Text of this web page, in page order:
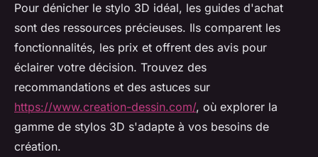
Pour dénicher le stylo 3D idéal, les guides d'achat
sont des ressources précieuses. Ils comparent les
fonctionnalités, les prix et offrent des avis pour
éclairer votre décision. Trouvez des
recommandations et des astuces sur
https://www.creation-dessin.com/, où explorer la
gamme de stylos 3D s'adapte à vos besoins de
création.